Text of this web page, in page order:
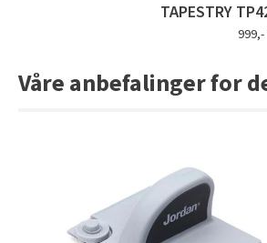
TAPESTRY
Våre anbefalinger for